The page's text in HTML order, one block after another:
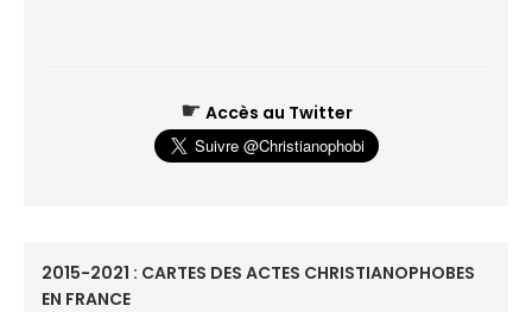
☛ Accès au Twitter
2015-2021 : CARTES DES ACTES CHRISTIANOPHOBES
EN FRANCE